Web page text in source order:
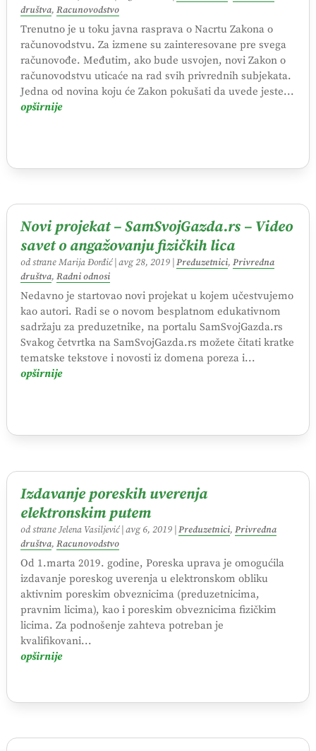
društva, Racunovodstvo
Trenutno je u toku javna rasprava o Nacrtu Zakona o
računovodstvu. Za izmene su zainteresovane pre svega
računovođe. Međutim, ako bude usvojen, novi Zakon o
računovodstvu uticaće na rad svih privrednih subjekata.
Jedna od novina koju će Zakon pokušati da uvede jeste...
opširnije
Novi projekat – SamSvojGazda.rs – Video
savet o angažovanju fizičkih lica
od straneMarija Đorđić| avg 28, 2019| Preduzetnici, Privredna
društva, Radni odnosi
Nedavno je startovao novi projekat u kojem učestvujemo
kao autori. Radi se o novom besplatnom edukativnom
sadržaju za preduzetnike, na portalu SamSvojGazda.rs
Svakog četvrtka na SamSvojGazda.rs možete čitati kratke
tematske tekstove i novosti iz domena poreza i...
opširnije
Izdavanje poreskih uverenja
elektronskim putem
od straneJelena Vasiljević| avg 6, 2019| Preduzetnici, Privredna
društva, Racunovodstvo
Od 1.marta 2019. godine, Poreska uprava je omogućila
izdavanje poreskog uverenja u elektronskom obliku
aktivnim poreskim obveznicima (preduzetnicima,
pravnim licima), kao i poreskim obveznicima fizičkim
licima. Za podnošenje zahteva potreban je
kvalifikovani...
opširnije